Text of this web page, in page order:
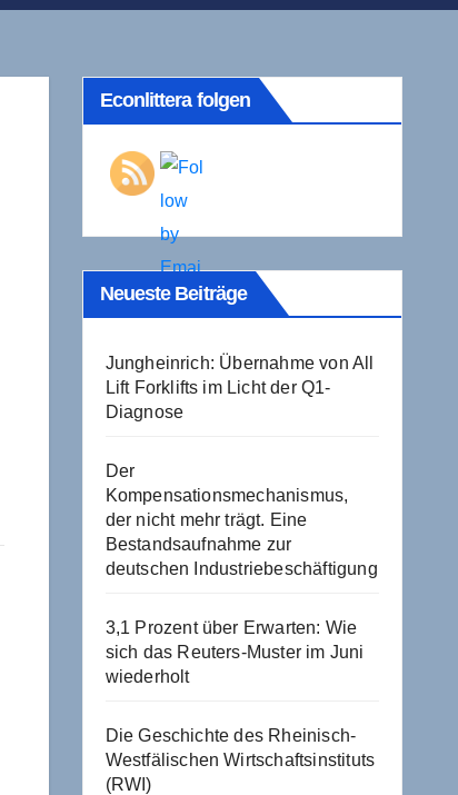
Econlittera folgen
Neueste Beiträge
Jungheinrich: Übernahme von All
Lift Forklifts im Licht der Q1-
Diagnose
Der
Kompensationsmechanismus,
der nicht mehr trägt. Eine
Bestandsaufnahme zur
deutschen Industriebeschäftigung
3,1 Prozent über Erwarten: Wie
sich das Reuters-Muster im Juni
wiederholt
Die Geschichte des Rheinisch-
Westfälischen Wirtschaftsinstituts
(RWI)